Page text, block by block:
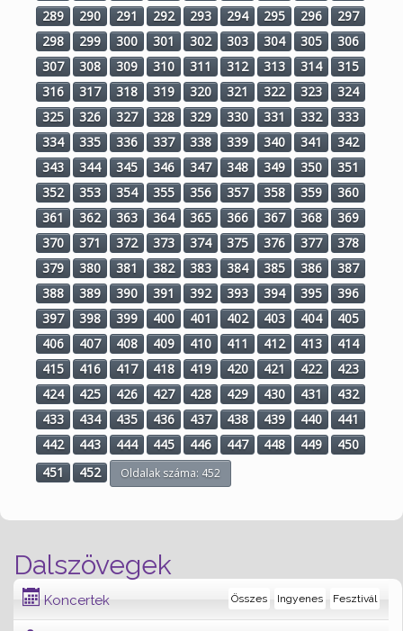
Dalszövegek
Koncertek Fesztivál
Ingyenes
Összes
289
290 291 292 293 294 295 296
297
298
299 300 301 302 303 304 305
306
307
308 309 310 311 312 313 314
315
316
317 318 319 320 321 322 323
324
325
326 327 328 329 330 331 332
333
334
335 336 337 338 339 340 341
342
343
344 345 346 347 348 349 350
351
352
353 354 355 356 357 358 359
360
361
362 363 364 365 366 367 368
369
370
371 372 373 374 375 376 377
378
379
380 381 382 383 384 385 386
387
388
389 390 391 392 393 394 395
396
397
398 399 400 401 402 403 404
405
406
407 408 409 410 411 412 413
414
415
416 417 418 419 420 421 422
423
424
425 426 427 428 429 430 431
432
433
434 435 436 437 438 439 440
441
442
443 444 445 446 447 448 449
450
451
452 Oldalak száma: 452